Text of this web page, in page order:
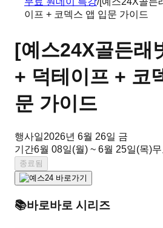
이프 + 코덱스 앱 입문 가이드
[예스24X골든래
+ 덕테이프 + 코
문 가이드
행사일2026년 6월 26일 금
기간6월 08일(월) ~ 6월 25일(목)
종료됨
📚바로바로 시리즈